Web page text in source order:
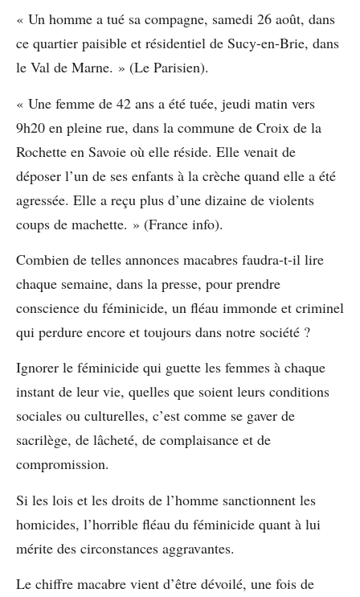
« Un homme a tué sa compagne, samedi 26 août, dans
ce quartier paisible et résidentiel de Sucy-en-Brie, dans
le Val de Marne. » (Le Parisien).
« Une femme de 42 ans a été tuée, jeudi matin vers
9h20 en pleine rue, dans la commune de Croix de la
Rochette en Savoie où elle réside. Elle venait de
déposer l’un de ses enfants à la crèche quand elle a été
agressée. Elle a reçu plus d’une dizaine de violents
coups de machette. » (France info).
Combien de telles annonces macabres faudra-t-il lire
chaque semaine, dans la presse, pour prendre
conscience du féminicide, un fléau immonde et criminel
qui perdure encore et toujours dans notre société ?
Ignorer le féminicide qui guette les femmes à chaque
instant de leur vie, quelles que soient leurs conditions
sociales ou culturelles, c’est comme se gaver de
sacrilège, de lâcheté, de complaisance et de
compromission.
Si les lois et les droits de l’homme sanctionnent les
homicides, l’horrible fléau du féminicide quant à lui
mérite des circonstances aggravantes.
Le chiffre macabre vient d’être dévoilé, une fois de